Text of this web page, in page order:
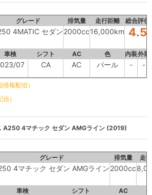
グレード 排気量 走行距離 総合評価
4MATIC セダン2000cc16,000km 4.5
車検 シフト AC 色 内装外装
07 CA AC パール - -
報配信）
）
A250 4マチック セダン AMGライン (2019)
グレード 排気量 走
4マチック セダン AMGライン2000cc
車検 シフト AC